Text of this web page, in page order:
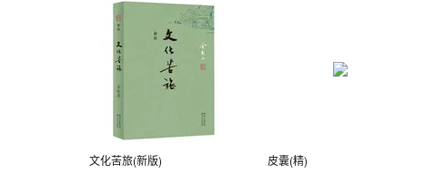
文化苦旅(新版) 皮囊(精)